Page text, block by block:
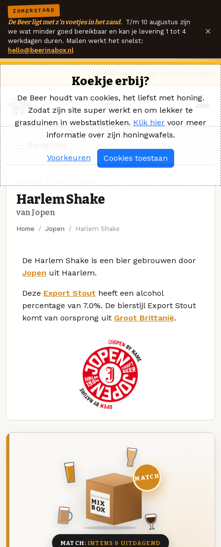
ZOMERSTAND
De Beer ligt met z'n voetjes in het zand. T/m 10 augustus zijn
we wat minder goed bereikbaar en kan je levering 1 tot 4
werkdagen duren. Mailen werkt het snelst:
hello@beerinabox.nl
×
Harlem Shake
van Jopen
Home Jopen Harlem Shake
De Harlem Shake is een bier gebrouwen door
Jopen uit Haarlem.
Deze Export Stout heeft een alcohol
percentage van 7.0%. De bierstijl Export Stout
komt van oorsprong uit Groot Brittanië.
DEZE MAAND
MIX
BOX
8 BIEREN
MATCH
MATCH:INTENS & UITDAGEND
Koekje erbij?
De Beer houdt van cookies, het liefst met honing.
Zodat zijn site super werkt en om lekker te
grasduinen in webstatistieken. Klik hier voor meer
informatie over zijn honingwafels.
Voorkeuren Cookies toestaan